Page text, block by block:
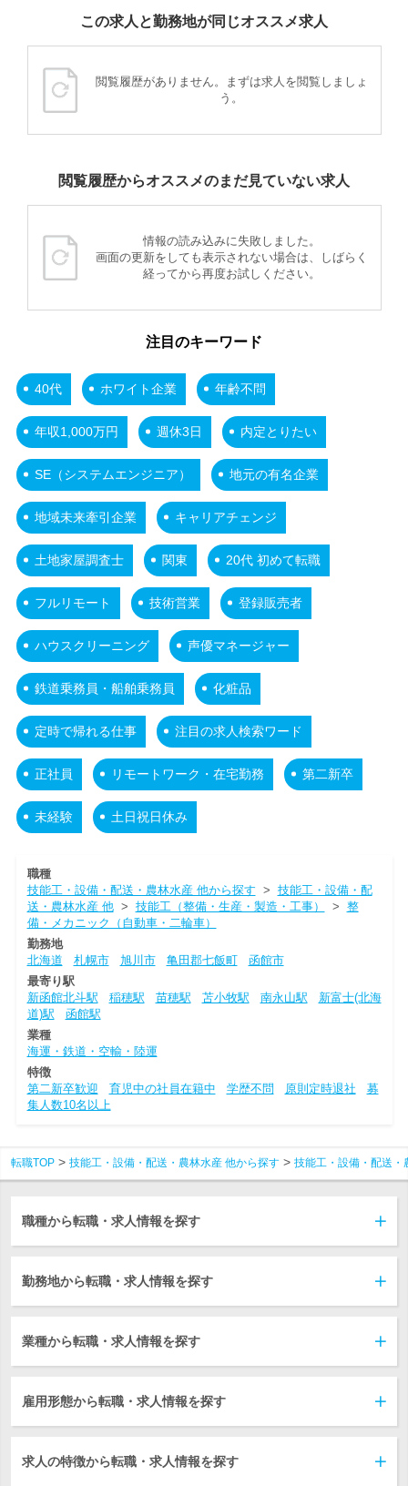
この求人と勤務地が同じオススメ求人
閲覧履歴がありません。まずは求人を閲覧しましょ
う。
閲覧履歴からオススメのまだ見ていない求人
情報の読み込みに失敗しました。
画面の更新をしても表示されない場合は、しばらく
経ってから再度お試しください。
注目のキーワード
40代 ホワイト企業 年齢不問
年収1,000万円 週休3日 内定とりたい
SE（システムエンジニア） 地元の有名企業
地域未来牽引企業 キャリアチェンジ
土地家屋調査士 関東 20代 初めて転職
フルリモート 技術営業 登録販売者
ハウスクリーニング 声優マネージャー
鉄道乗務員・船舶乗務員 化粧品
定時で帰れる仕事 注目の求人検索ワード
正社員 リモートワーク・在宅勤務 第二新卒
未経験 土日祝日休み
職種
技能工・設備・配送・農林水産 他から探す > 技能工・設備・配
送・農林水産 他> 技能工（整備・生産・製造・工事） > 整
備・メカニック（自動車・二輪車）
勤務地
北海道
札幌市 旭川市 亀田郡七飯町
函館市
最寄り駅
新函館北斗駅
稲穂駅 苗穂駅 苫小牧駅 南永山駅
新富士(北海
道)駅
函館駅
業種
海運・鉄道・空輸・陸運
特徴
第二新卒歓迎
育児中の社員在籍中 学歴不問 原則定時退社
募
集人数10名以上
転職TOP 技能工・設備・配送・農林水産 他から探す 技能工・設備・配送・
職種から転職・求人情報を探す
勤務地から転職・求人情報を探す
業種から転職・求人情報を探す
雇用形態から転職・求人情報を探す
求人の特徴から転職・求人情報を探す